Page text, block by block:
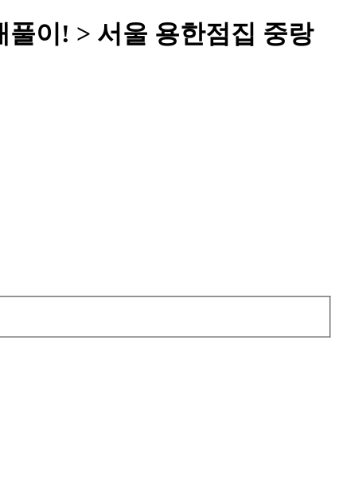
이! > 서울 용한점집 중랑